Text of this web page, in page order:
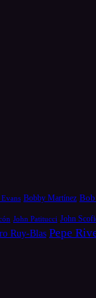
Bobby Martínez Bob
John Patitucci John
Ruy-Blas Pepe